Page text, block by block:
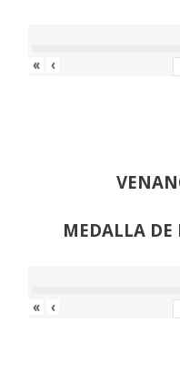
« ‹
MEDALLA DE
« ‹